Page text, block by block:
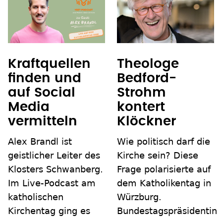
Kraftquellen
finden und
auf Social
Media
vermitteln
Alex Brandl ist
geistlicher Leiter des
Klosters Schwanberg.
Im Live-Podcast am
katholischen
Kirchentag ging es
Theologe
Bedford-
Strohm
kontert
Klöckner
Wie politisch darf die
Kirche sein? Diese
Frage polarisierte auf
dem Katholikentag in
Würzburg.
Bundestagspräsidentin